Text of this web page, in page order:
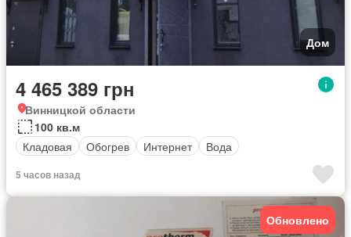
Дом
4 465 389 грн
Винницкой области
100 кв.м
Кладовая
Обогрев Интернет Вода
5 часов назад
Обновлено